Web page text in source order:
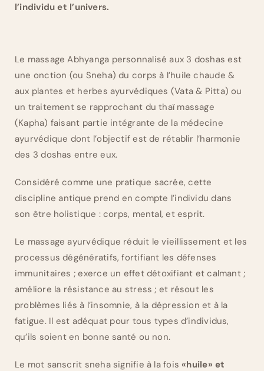
l’individu et l’univers.
Le massage Abhyanga personnalisé aux 3 doshas est
une onction (ou Sneha) du corps à l’huile chaude &
aux plantes et herbes ayurvédiques (Vata & Pitta) ou
un traitement se rapprochant du thaï massage
(Kapha) faisant partie intégrante de la médecine
ayurvédique dont l’objectif est de rétablir l’harmonie
des 3 doshas entre eux.
Considéré comme une pratique sacrée, cette
discipline antique prend en compte l’individu dans
son être holistique : corps, mental, et esprit.
Le massage ayurvédique réduit le vieillissement et les
processus dégénératifs, fortifiant les défenses
immunitaires ; exerce un effet détoxifiant et calmant ;
améliore la résistance au stress ; et résout les
problèmes liés à l’insomnie, à la dépression et à la
fatigue. Il est adéquat pour tous types d’individus,
qu’ils soient en bonne santé ou non.
Le mot sanscrit sneha signifie à la fois«huile» et